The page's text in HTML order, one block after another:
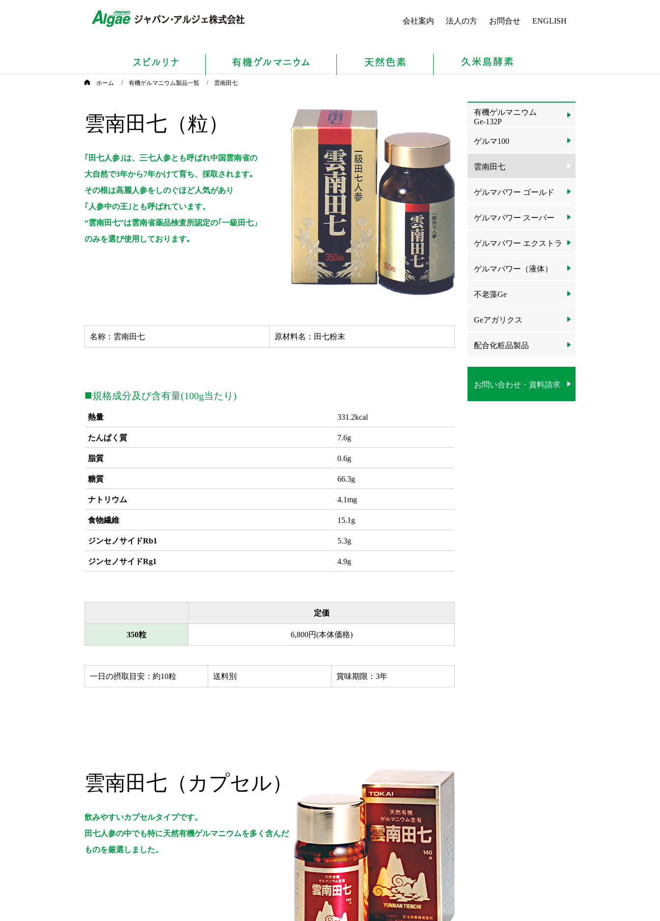
会社案内 法人の方 お問合せ ENGLISH
ホーム / 有機ゲルマニウム製品一覧 / 雲南田七
雲南田七（粒）
｢田七人参｣は、三七人参とも呼ばれ中国雲南省の
大自然で3年から7年かけて育ち、採取されます｡
その根は高麗人参をしのぐほど人気があり
｢人参中の王｣とも呼ばれています。
“雲南田七”は雲南省薬品検査所認定の｢一級田七」
のみを選び使用しております｡
名称：雲南田七 原材料名：田七粉末
■規格成分及び含有量(100g当たり)
熱量 331.2kcal
たんぱく質 7.6g
脂質 0.6g
糖質 66.3g
ナトリウム 4.1mg
食物繊維 15.1g
ジンセノサイドRb1 5.3g
ジンセノサイドRg1 4.9g
定価
350粒 6,800円(本体価格)
一日の摂取目安：約10粒 送料別 賞味期限：3年
雲南田七（カプセル）
飲みやすいカプセルタイプです。
田七人参の中でも特に天然有機ゲルマニウムを多く含んだ
ものを厳選しました。
有機ゲルマニウム
Ge-132P
ゲルマ100
雲南田七
ゲルマパワー ゴールド
ゲルマパワー スーパー
ゲルマパワー エクストラ
ゲルマパワー（液体）
不老藻Ge
Geアガリクス
配合化粧品製品
お問い合わせ・資料請求